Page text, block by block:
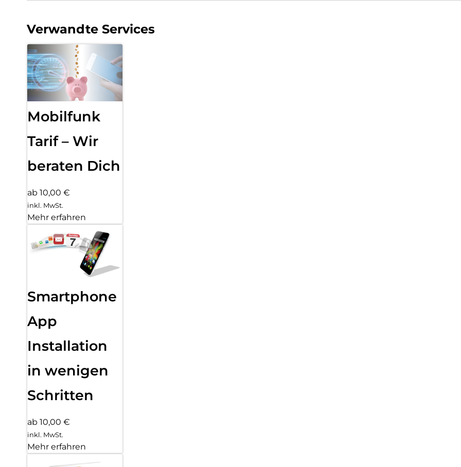
Verwandte Services
Mobilfunk
Tarif – Wir
beraten Dich
ab 10,00 €
inkl. MwSt.
Mehr erfahren
Smartphone
App
Installation
in wenigen
Schritten
ab 10,00 €
inkl. MwSt.
Mehr erfahren